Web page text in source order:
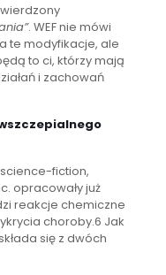
. WEF nie mówi
te modyfikacje, ale
to ci, którzy mają
i zachowań
fiction,
opracowały już
reakcje chemiczne
choroby.6 Jak
się z dwóch